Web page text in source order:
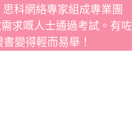
科網絡專家組成專業團
求嘅人士通過考試。有咗
變得輕而易舉！